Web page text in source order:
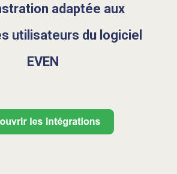
adaptée aux
utilisateurs du logiciel
EVEN